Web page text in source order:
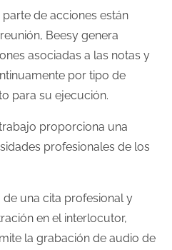
de acciones están
Beesy genera
asociadas a las notas y
por tipo de
para su ejecución.
proporciona una
profesionales de los
una cita profesional y
en el interlocutor,
la grabación de audio de